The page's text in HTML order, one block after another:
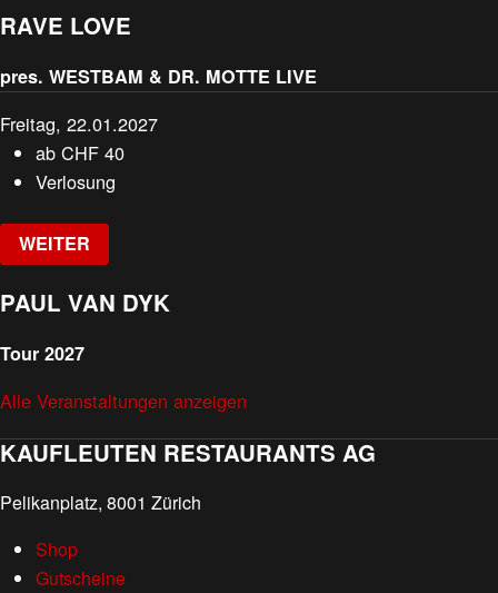
RAVE LOVE
pres. WESTBAM & DR. MOTTE LIVE
Freitag, 22.01.2027
abCHF 40
Verlosung
WEITER
PAUL VAN DYK
Tour 2027
Alle Veranstaltungen anzeigen
KAUFLEUTEN RESTAURANTS AG
Pelikanplatz, 8001 Zürich
Shop
Gutscheine